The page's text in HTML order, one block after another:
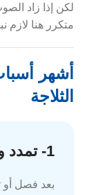
لكن إذا زاد
متكرر هنا لازم
أشهر
الثلاجة
1- تمدد وانكماش الأجزاء الداخلية
بعد فصل أو